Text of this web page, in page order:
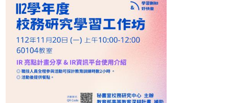
11:00-11:20 議題講評
11:20-11:40 校務研究資訊平台使用介紹【資服處
11:40-12:00 總結與討論